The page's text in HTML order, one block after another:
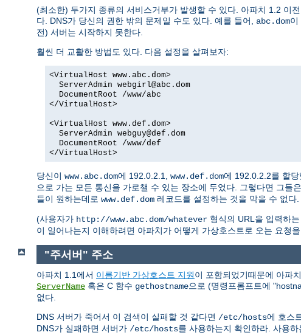
(최소한) 두가지 종류의 서비스거부가 발생할 수 있다. 아파치 1.2 이
다. DNS가 당신의 권한 밖의 문제일 수도 있다. 예를 들어, abc.dom이
전) 서버는 시작하지 못한다.
훨씬 더 교활한 방법도 있다. 다음 설정을 살펴보자:
<VirtualHost www.abc.dom>
ServerAdmin webgirl@abc.dom
DocumentRoot /www/abc
</VirtualHost>
<VirtualHost www.def.dom>
ServerAdmin webguy@def.dom
DocumentRoot /www/def
</VirtualHost>
당신이 www.abc.dom에 192.0.2.1, www.def.dom에 192.0.2.2를 할당
으로 가는 모든 통신을 가로챌 수 있는 장소에 두었다. 그렇다면 그들은
들이 원하는데로 www.def.dom 레코드를 설정하는 것을 막을 수 없다.
(사용자가 http://www.abc.dom/whatever 형식의 URL을 입력하
이 일어나는지 이해하려면 아파치가 어떻게 가상호스트로 오는 요청
"주서버" 주소
아파치 1.1에서 이름기반 가상호스트 지원이 포함되었기때문에 아파
ServerName 혹은 C 함수 gethostname으로 (명령프롬프트에
없다.
DNS 서버가 죽어서 이 검색이 실패할 것 같다면 /etc/hosts에 호스
DNS가 실패하면 서버가 /etc/hosts를 사용하는지 확인하라. 사용